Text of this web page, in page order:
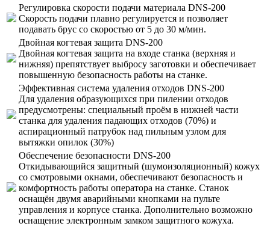
Регулировка скорости подачи материала DNS-200
Скорость подачи плавно регулируется и позволяет
подавать брус со скоростью от 5 до 30 м/мин.
Двойная когтевая защита DNS-200
Двойная когтевая защита на входе станка (верхняя и
нижняя) препятствует выбросу заготовки и обеспечивает
повышенную безопасность работы на станке.
Эффективная система удаления отходов DNS-200
Для удаления образующихся при пилении отходов
предусмотрены: специальный проём в нижней части
станка для удаления падающих отходов (70%) и
аспирационный патрубок над пильным узлом для
вытяжки опилок (30%)
Обеспечение безопасности DNS-200
Откидывающийся защитный (шумоизоляционный) кожух
со смотровыми окнами, обеспечивают безопасность и
комфортность работы оператора на станке. Станок
оснащён двумя аварийными кнопками на пульте
управления и корпусе станка. Дополнительно возможно
оснащение электронным замком защитного кожуха.